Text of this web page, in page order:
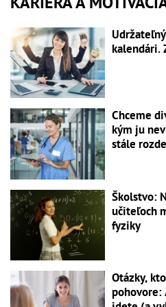
kalendári.
Chceme
kým ju
stále
Školstvo:
učiteľoch
fyziky
Otázky,
pohovore: